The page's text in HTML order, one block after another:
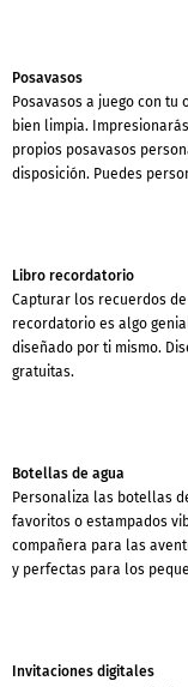
Posavasos
Posavasos a juego con
bien limpia.
propios posavasos
disposición. Puedes
Libro recordatorio
Capturar los recuerdos
recordatorio es algo
diseñado por ti mismo.
gratuitas.
Botellas de agua
Personaliza las botellas
favoritos o estampados
compañera para las
y perfectas para los
Invitaciones digitales